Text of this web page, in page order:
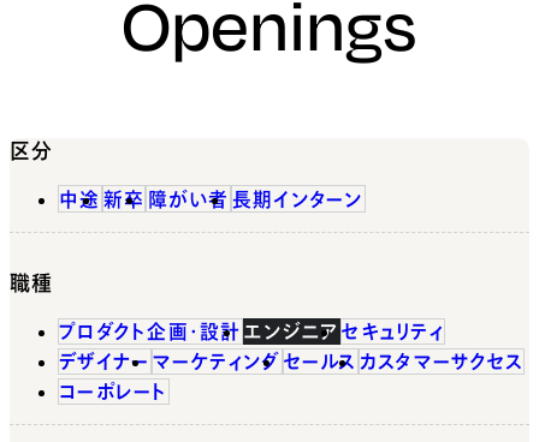
Openings
区分
中途 新卒 障がい者 長期インターン
職種
プロダクト企画・設計 エンジニア セキュリティ
デザイナー マーケティング セールス カスタマーサクセス
コーポレート